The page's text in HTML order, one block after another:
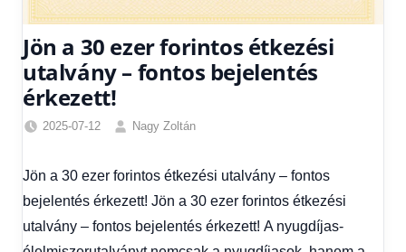
Jön a 30 ezer forintos étkezési
utalvány – fontos bejelentés
érkezett!
2025-07-12
Nagy Zoltán
Gazdaság,
Hírek,
Jön a 30 ezer forintos étkezési utalvány – fontos
bejelentés érkezett! Jön a 30 ezer forintos étkezési
utalvány – fontos bejelentés érkezett! A nyugdíjas-